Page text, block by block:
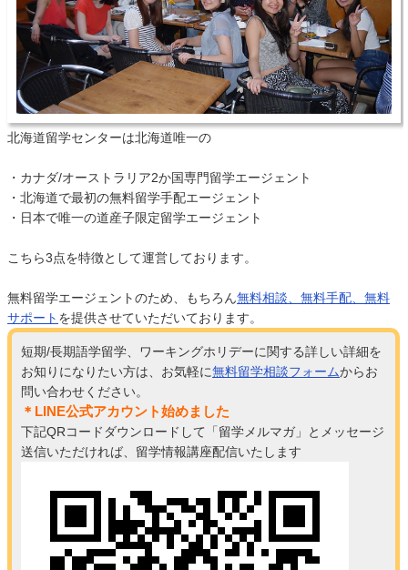
北海道留学センターは北海道唯一の
・カナダ/オーストラリア2か国専門留学エージェント
・北海道で最初の無料留学手配エージェント
・日本で唯一の道産子限定留学エージェント
こちら3点を特徴として運営しております。
無料留学エージェントのため、もちろん無料相談、無料手配、無料
サポート を提供させていただいております。
短期/長期語学留学、ワーキングホリデーに関する詳しい詳細を
お知りになりたい方は、お気軽に無料留学相談フォームからお
問い合わせください。
＊LINE公式アカウント始めました
下記QRコードダウンロードして「留学メルマガ」とメッセージ
送信いただければ、留学情報講座配信いたします